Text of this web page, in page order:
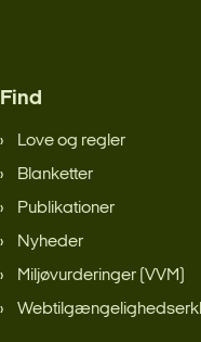
Find
Love og regler
Blanketter
Publikationer
Nyheder
Miljøvurderinger (VVM)